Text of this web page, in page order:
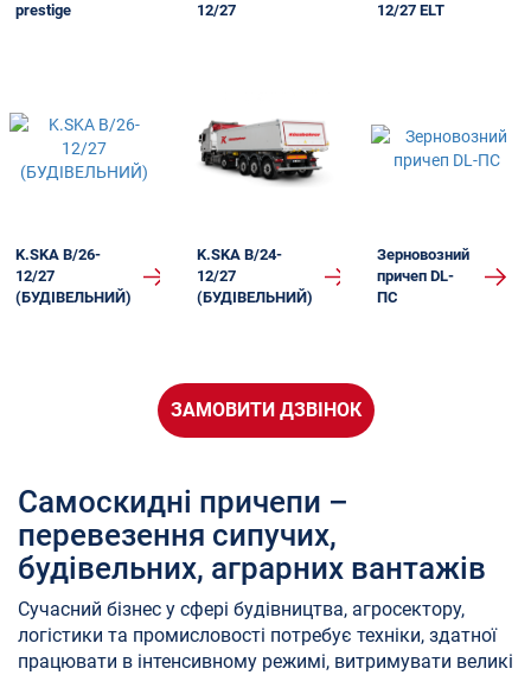
prestige
12/27
12/27 ELT
K.SKA B/26-
12/27
(БУДІВЕЛЬНИЙ)
K.SKA B/24-
12/27
(БУДІВЕЛЬНИЙ)
Зерновозний
причеп DL-
ПС
ЗАМОВИТИ ДЗВІНОК
Самоскидні причепи –
перевезення сипучих,
будівельних, аграрних вантажів
Сучасний бізнес у сфері будівництва, агросектору,
логістики та промисловості потребує техніки, здатної
працювати в інтенсивному режимі, витримувати великі